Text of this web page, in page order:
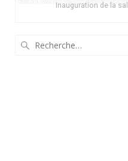
Inauguration de la